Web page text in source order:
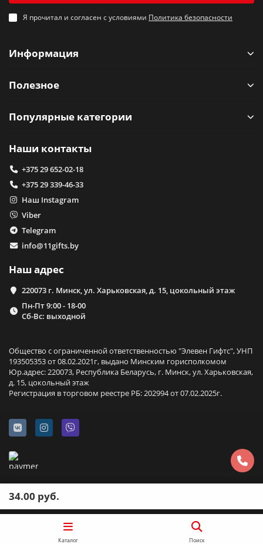
Я прочитал и согласен с условиями Политика безопасности
Информация
Полезное
Популярные категории
Наши контакты
+375 29 652-02-18
+375 29 339-46-33
Наш Instagram
Viber
Telegram
info@11gifts.by
Наш адрес
220073 г. Минск, ул. Харьковская, д. 15, цокольный этаж
Пн-Пт 9:00 - 18-00
Сб-Вс: выходной
Общество с ограниченной ответственностью "Элевен Гифтс", УНП
193505353 от 08.02.2021г, выдано Минским горисполкомом
Юр.адрес: 220073, Республика Беларусь, г. Минск, ул. Харьковская,
д. 15, цокольный этаж
Регистрация в торговом реестре РБ: 202994 от 07.02.2025г.
34.00 руб.
Каталог Поиск